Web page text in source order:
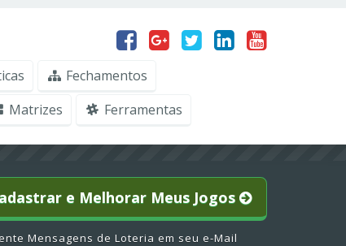
Fechamentos
Matrizes Ferramentas
e Melhorar Meus Jogos
Mensagens de Loteria em seu e-Mail